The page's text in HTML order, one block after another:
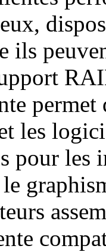
ils
permet
les
pour les